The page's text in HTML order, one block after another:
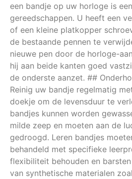
een bandje op uw horloge is
gereedschappen. U heeft een
of een kleine platkopper
de bestaande pennen te
nieuwe pen door de horloge-
hij aan beide kanten goed
de onderste aanzet. ##
Reinig uw bandje regelmatig
doekje om de levensduur te
bandjes kunnen worden
milde zeep en moeten aan de
gedroogd. Leren bandjes
behandeld met specifieke
flexibiliteit behouden en
van synthetische materialen